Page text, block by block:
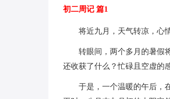
初二周记 篇1
将近九月，天气转凉，心
转眼间，两个多月的暑假
还收获了什么？忙碌且空虚的
于是，一个温暖的午后，